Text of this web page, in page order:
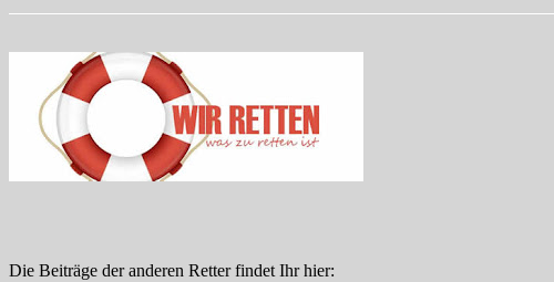
Die Beiträge der anderen Retter findet Ihr hier: